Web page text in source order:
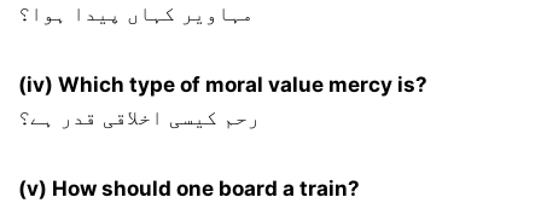
مہاویر کہاں پیدا ہوا؟
(iv) Which type of moral value mercy is?
رحم کیسی اخلاقی قدر ہے؟
(v) How should one board a train?